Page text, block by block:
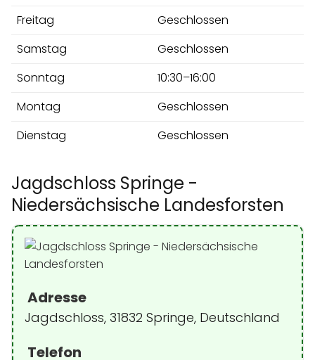
Freitag
Geschlossen
Samstag
Geschlossen
Sonntag
10:30–16:00
Montag
Geschlossen
Dienstag
Geschlossen
Jagdschloss Springe -
Niedersächsische Landesforsten
Adresse
Jagdschloss, 31832 Springe, Deutschland
Telefon